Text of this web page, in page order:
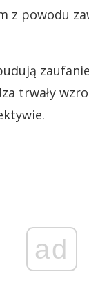
z powodu
trwały
ad